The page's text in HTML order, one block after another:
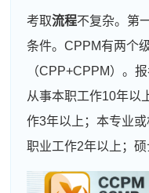
考取流程不复杂。第
条件。CPPM有两个
（CPP+CPPM）。
从事本职工作10年以
作3年以上；本专业
职业工作2年以上；